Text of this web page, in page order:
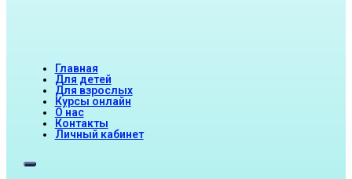
Главная
Для детей
Для взрослых
Курсы онлайн
О нас
Контакты
Личный кабинет